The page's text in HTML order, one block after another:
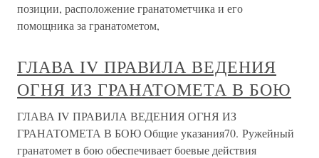
позиции, расположение гранатометчика и его
помощника за гранатометом,
ГЛАВА IV ПРАВИЛА ВЕДЕНИЯ
ОГНЯ ИЗ ГРАНАТОМЕТА В БОЮ
ГЛАВА IV ПРАВИЛА ВЕДЕНИЯ ОГНЯ ИЗ
ГРАНАТОМЕТА В БОЮ Общие указания70. Ружейный
гранатомет в бою обеспечивает боевые действия